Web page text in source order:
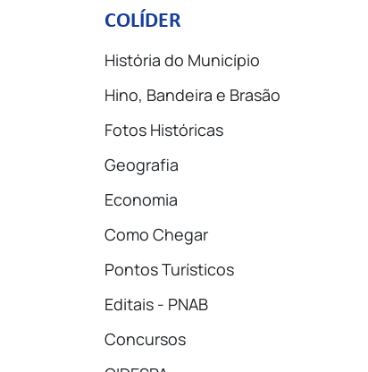
COLÍDER
História do Município
Hino, Bandeira e Brasão
Fotos Históricas
Geografia
Economia
Como Chegar
Pontos Turísticos
Editais - PNAB
Concursos